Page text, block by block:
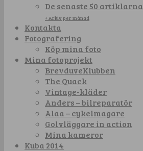
De senaste 50 artiklarna
+ Arkiv per månad
Kontakta
Fotografering
Köp mina foto
Mina fotoprojekt
BrevduveKlubben
The Quack
Vintage-kläder
Anders – bilreparatör
Alaa – cykelmagare
Golvläggare in action
Mina kameror
Kuba 2014